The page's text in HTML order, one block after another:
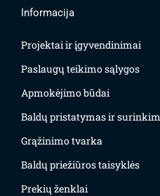
Informacija
Projektai ir įgyvendinimai
Paslaugų teikimo sąlygos
Apmokėjimo būdai
Baldų pristatymas ir
Grąžinimo tvarka
Baldų priežiūros taisyklės
Prekių ženklai